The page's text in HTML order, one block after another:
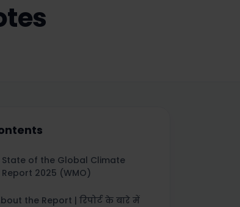
State of the Global Climate
Report 2025 (WMO)
the Report | रिपोर्ट के बारे में